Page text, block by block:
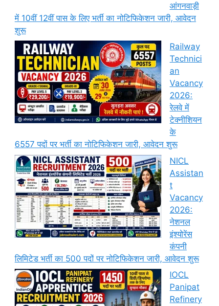
आंगनवाड़ी
में 10वीं 12वीं पास के लिए भर्ती का नोटिफिकेशन जारी, आवेदन
शुरू
Railway
Technici
an
Vacancy
2026:
रेलवे में
टेक्नीशियन
के
6557 पदों पर भर्ती का नोटिफिकेशन जारी, आवेदन शुरू
NICL
Assistan
t
Vacancy
2026:
नेशनल
इंश्योरेंस
कंपनी
लिमिटेड भर्ती का 500 पदों पर नोटिफिकेशन जारी, आवेदन शुरू
IOCL
Panipat
Refinery